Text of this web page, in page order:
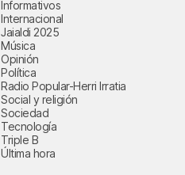
Informativos
Internacional
Jaialdi 2025
Música
Opinión
Política
Radio Popular-Herri Irratia
Social y religión
Sociedad
Tecnología
Triple B
Última hora